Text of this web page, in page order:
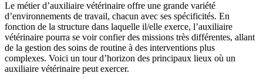
Le métier d’auxiliaire vétérinaire offre une grande variété
d’environnements de travail, chacun avec ses spécificités. En
fonction de la structure dans laquelle il/elle exerce, l’auxiliaire
vétérinaire pourra se voir confier des missions très différentes, allant
de la gestion des soins de routine à des interventions plus
complexes. Voici un tour d’horizon des principaux lieux où un
auxiliaire vétérinaire peut exercer.